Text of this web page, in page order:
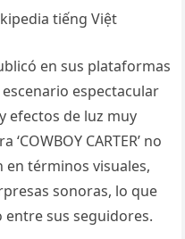
en sus plataformas
espectacular
efectos de luz muy
CARTER’ no
términos visuales,
sonoras, lo que
sus seguidores.